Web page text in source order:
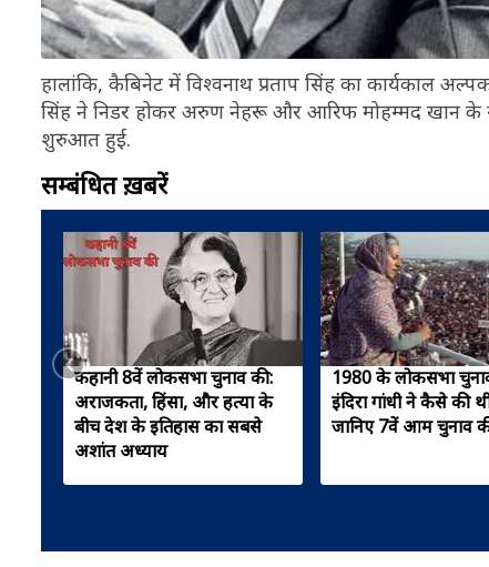
हालांकि, कैबिनेट में विश्वनाथ प्रताप सिंह का कार्यकाल
सिंह ने निडर होकर अरुण नेहरू और आरिफ मोहम्मद खान के
शुरुआत हुई.
सम्बंधित ख़बरें
कहानी 8वें लोकसभा चुनाव की:
अराजकता, हिंसा, और हत्या के
बीच देश के इतिहास का सबसे
अशांत अध्याय
1980 के लोकसभा
इंदिरा गांधी ने कैसे की
जानिए 7वें आम चुनाव